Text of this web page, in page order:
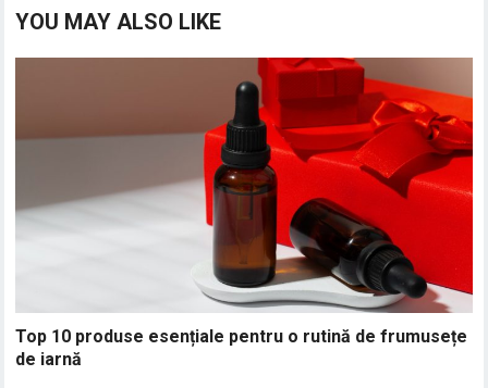
YOU MAY ALSO LIKE
Top 10 produse esențiale pentru o rutină de frumusețe
de iarnă